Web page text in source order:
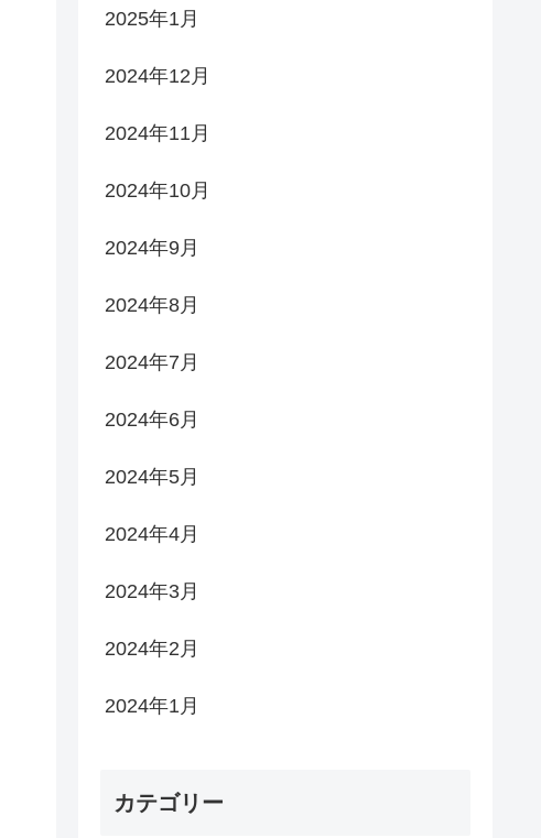
2025年1月
2024年12月
2024年11月
2024年10月
2024年9月
2024年8月
2024年7月
2024年6月
2024年5月
2024年4月
2024年3月
2024年2月
2024年1月
カテゴリー